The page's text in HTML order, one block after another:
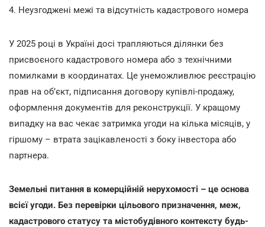
4. Неузгоджені межі та відсутність кадастрового номера
У 2025 році в Україні досі трапляються ділянки без
присвоєного кадастрового номера або з технічними
помилками в координатах. Це унеможливлює реєстрацію
прав на об’єкт, підписання договору купівлі-продажу,
оформлення документів для реконструкції. У кращому
випадку на вас чекає затримка угоди на кілька місяців, у
гіршому – втрата зацікавленості з боку інвестора або
партнера.
Земельні питання в комерційній нерухомості – це основа
всієї угоди. Без перевірки цільового призначення, меж,
кадастрового статусу та містобудівного контексту будь-